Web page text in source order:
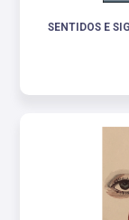
SENTIDOS E